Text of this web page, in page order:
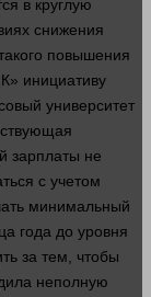
в круглую
снижения
повышения
инициативу
университет
зарплаты не
с учетом
минимальный
года до уровня
за тем, чтобы
неполную